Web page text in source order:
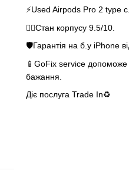
⚡️Used Airpods Pro 2 type c.
👌🏻Стан корпусу 9.5/10.
🛡Гарантія на б.у iPhone
📱GoFix service допоможе
бажання.
Діє послуга Trade In♻️